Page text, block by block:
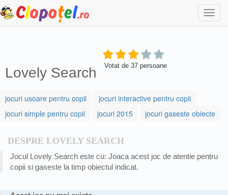
Lovely Search Votat de 37 persoane
jocuri usoare pentru copii
jocuri interactive pentru copii
jocuri simple pentru copii
jocuri 2015 jocuri gaseste obiecte
DESPRE LOVELY SEARCH
Jocul Lovely Search este cu: Joaca acest joc de atentie pentru
copii si gaseste la timp obiectul indicat.